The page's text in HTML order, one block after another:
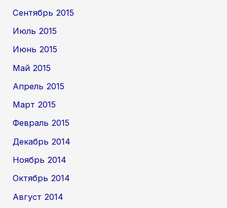
Сентябрь 2015
Июль 2015
Июнь 2015
Май 2015
Апрель 2015
Март 2015
Февраль 2015
Декабрь 2014
Ноябрь 2014
Октябрь 2014
Август 2014